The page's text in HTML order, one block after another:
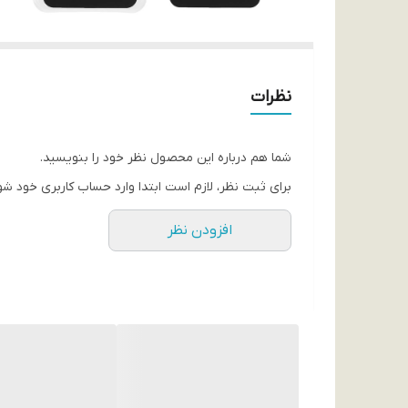
نظرات
شما هم درباره این محصول نظر خود را بنویسید.
برای ثبت نظر، لازم است ابتدا وارد حساب کاربری خود
افزودن نظر